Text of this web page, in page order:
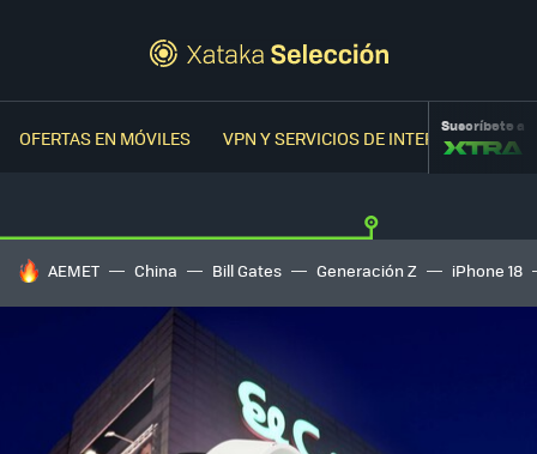
OFERTAS EN MÓVILES VPN Y SERVICIOS DE INTERNETSuscríbete a
HOY SE HABLA DE
AEMET China Bill Gates Generación Z iPhone 18